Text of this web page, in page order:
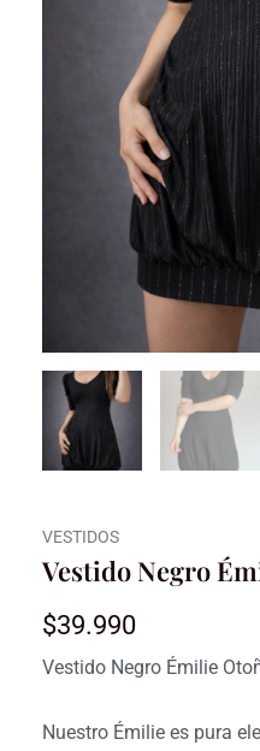
VESTIDOS
Vestido Negro
$39.990
Vestido Negro Émilie
Nuestro Émilie es pura